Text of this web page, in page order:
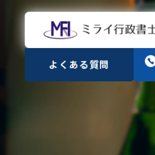
よくある質問